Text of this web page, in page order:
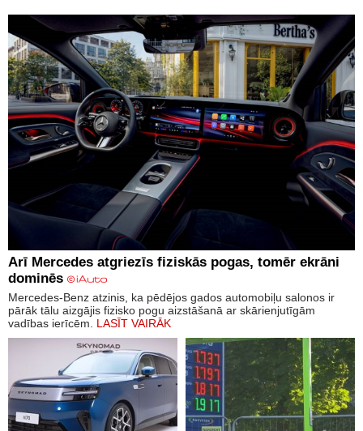
Arī Mercedes atgriezīs fiziskās pogas, tomēr ekrāni
dominēs
Mercedes-Benz atzinis, ka pēdējos gados automobiļu salonos ir
pārāk tālu aizgājis fizisko pogu aizstāšanā ar skārienjutīgām
vadības ierīcēm. LASĪT VAIRĀK